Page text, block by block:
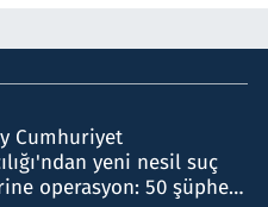
Cumhuriyet
yeni nesil suç
operasyon: 50 şüpheli